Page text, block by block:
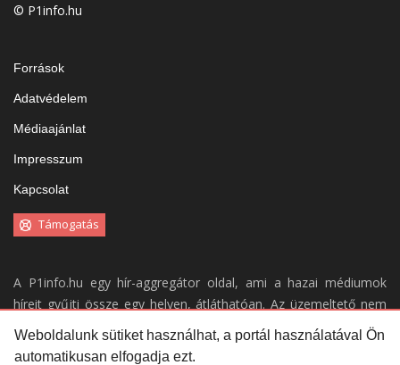
Weboldalunk sütiket használhat, a portál használatával Ön
automatikusan elfogadja ezt.
© P1info.hu
Források
Adatvédelem
Médiaajánlat
Impresszum
Kapcsolat
Támogatás
A P1info.hu egy hír-aggregátor oldal, ami a hazai médiumok
híreit gyűjti össze egy helyen, átláthatóan. Az üzemeltető nem
vállal felelősséget a weboldal tartalmáért.
Portálunk kizárólag aforrásaink